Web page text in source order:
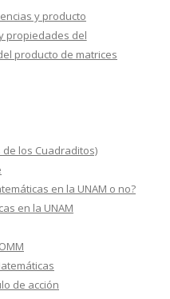
y producto
propiedades del
producto de matrices
de los Cuadraditos)
en la UNAM o no?
en la UNAM
de acción